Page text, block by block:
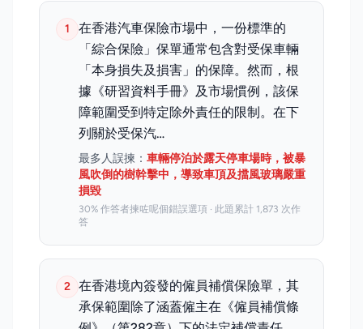
1
在香港汽車保險市場中，一份標準的
「綜合保險」保單通常包含對受保車輛
「本身損失及損害」的保障。然而，根
據《研習資料手冊》及市場慣例，該保
障範圍受到特定除外責任的限制。在下
列關於受保汽…
最多人誤揀： 車輛停泊於露天停車場時，被暴
風吹倒的樹幹擊中，導致車頂及擋風玻璃嚴重
損毀
30% 作答者揀咗呢個錯誤選項 · 此題累計 1,873 次作
答
2 在香港境內簽發的僱員補償保險單，其
承保範圍除了涵蓋僱主在《僱員補償條